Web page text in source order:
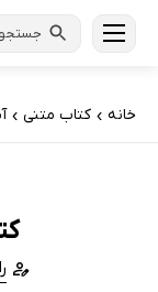
خانه › کتاب‌ متنی ›